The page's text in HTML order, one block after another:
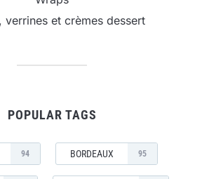
verrines et crèmes dessert
POPULAR TAGS
94 BORDEAUX 95